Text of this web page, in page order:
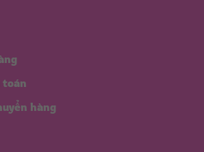
toán
hàng